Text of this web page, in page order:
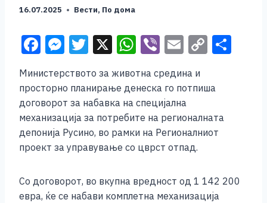
16.07.2025 Вести, По дома
F
c
e
b
o
o
k
M
ss
e
n
g
er
T
tt
er
X W
at
s
A
p
p
Vi
er
E
ai
l
C
p
Li
n
Министерството за животна средина и
просторно планирање денеска го потпиша
договорот за набавка на специјална
механизација за потребите на регионалната
депонија Русино, во рамки на Регионалниот
проект за управување со цврст отпад.
Со договорот, во вкупна вредност од 1 142 200
евра, ќе се набави комплетна механизација